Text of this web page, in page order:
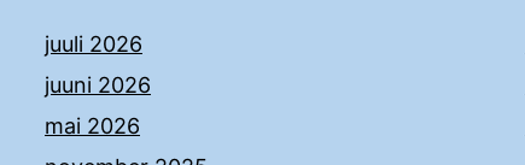
juuli 2026
juuni 2026
mai 2026